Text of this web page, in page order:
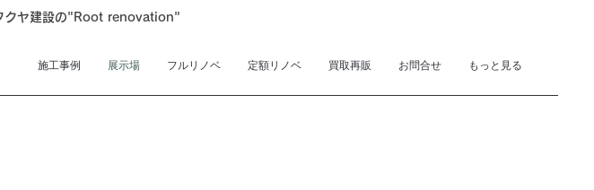
クヤ建設の"Root renovation"
施工事例 展示場 フルリノベ 定額リノベ 買取再販 お問合せ もっと見る